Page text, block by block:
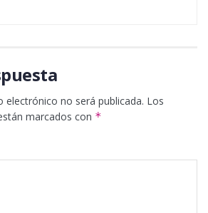
electrónico no será publicada. Los
marcados con *